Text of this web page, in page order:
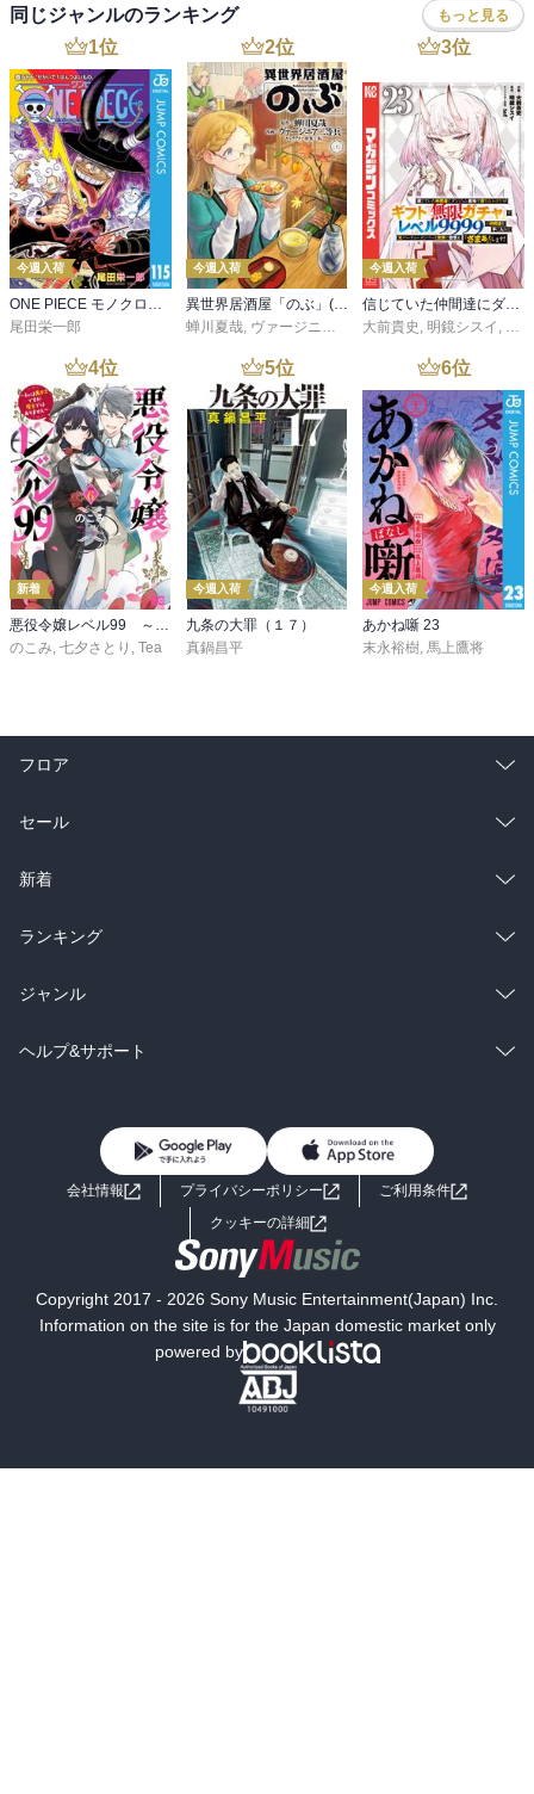
同じジャンルのランキング もっと見る
1位
今週入荷
ONE PIECE モノクロ版 115
尾田栄一郎
2位
今週入荷
異世界居酒屋「のぶ」(22)
蝉川夏哉, ヴァージニア二等兵 ,転
3位
今週入荷
信じていた仲間達にダンジョン奥地で殺されかけたがギフト『無限ガチャ』でレベル９９９９の仲間達を手に入れて元パーティーメンバーと世界に復讐＆『ざまぁ！』します！（２３）
大前貴史 , 明鏡シスイ , ｔ
4位
新着
悪役令嬢レベル99 ～私は裏ボスですが魔王ではありません～ その６
のこみ, 七夕さとり , Tea
5位
今週入荷
九条の大罪（１７）
真鍋昌平
6位
今週入荷
あかね噺 23
末永裕樹, 馬上鷹将
フロア
総合
ラノベ
雑誌・グラビア
BL・TL
セール
総合
ラノベ
雑誌・グラビア
BL・TL
新着
総合
ラノベ
雑誌・グラビア
ランキング
総合
ラノベ
ジャンル
コミック
ライトノベル 男子向けラノベ
小説
海外小説
ミステリー SF
文学
ヘルプ&サポート
よくあるご質問 お問い合わせ
会社情報 プライバシーポリシー
ご利用条件
クッキーの詳細
Copyright 2017 - 2026 Sony Music Entertainment(Japan) Inc.
Information on the site is for the Japan domestic market only
powered by